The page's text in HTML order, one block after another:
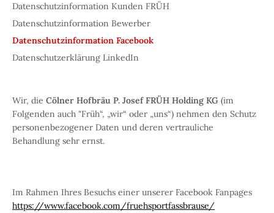
Datenschutzinformation Kunden FRÜH
Datenschutzinformation Bewerber
Datenschutzinformation Facebook
Datenschutzerklärung LinkedIn
Wir, die Cölner Hofbräu P. Josef FRÜH Holding KG (im
Folgenden auch "Früh“, „wir“ oder „uns“) nehmen den Schutz
personenbezogener Daten und deren vertrauliche
Behandlung sehr ernst.
Im Rahmen Ihres Besuchs einer unserer Facebook Fanpages
https://www.facebook.com/fruehsportfassbrause/